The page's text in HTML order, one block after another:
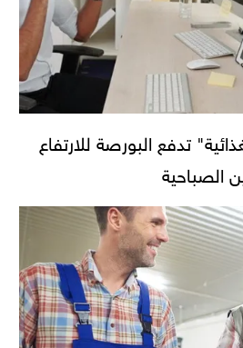
تدفع البورصة للارتفاع
الصباحية